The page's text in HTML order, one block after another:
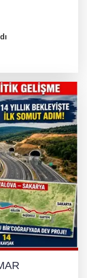
feci kaza:
EMEĞİN
İMAR